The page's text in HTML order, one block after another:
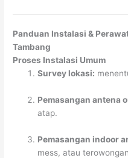
Panduan Instalasi &
Tambang
Proses Instalasi Umum
Survey lokasi:
Pemasangan antena
atap.
Pemasangan indoor
mess, atau